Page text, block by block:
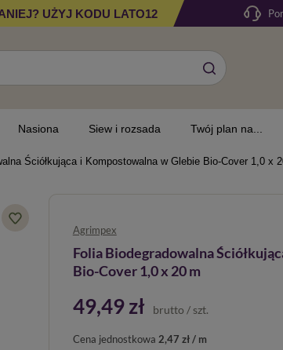
UŻYJ KODU LATO12
Nasiona Siew i rozsada Twój plan na...
Ściółkująca i Kompostowalna w Glebie Bio-Cover 1,0 x
Agrimpex
Folia Biodegradowalna
Bio-Cover 1,0 x 20 m
49,49 zł brutto / szt.
Cena jednostkowa 2,47 zł / m